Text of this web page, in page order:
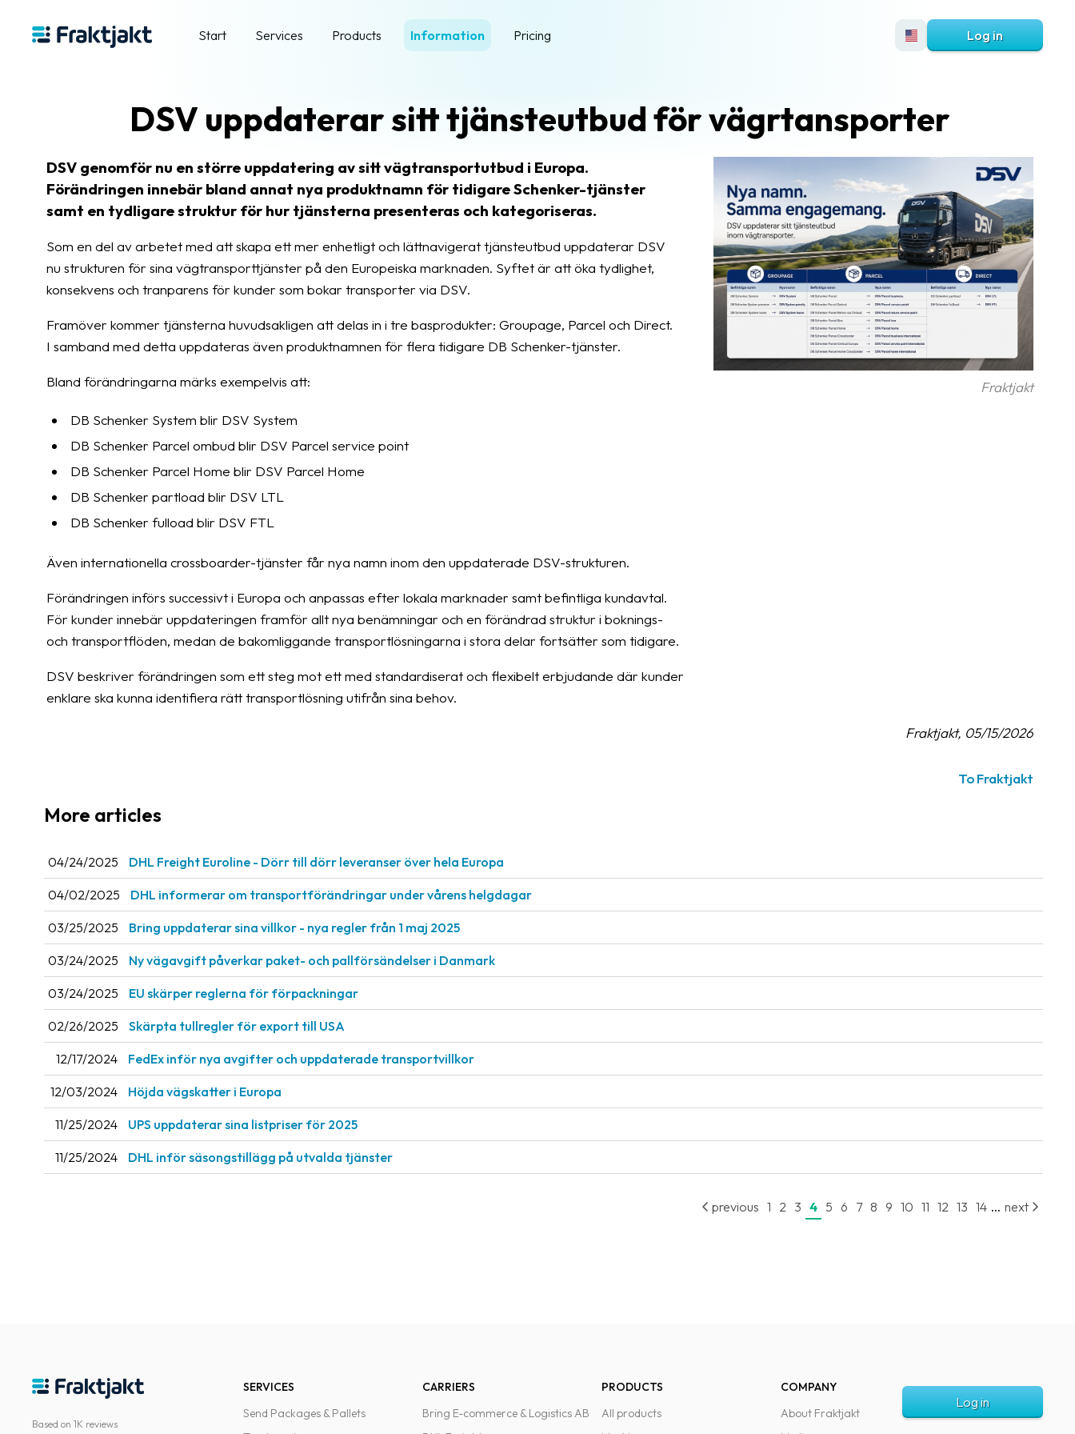
Start Services Products Information Pricing Log in
DSV uppdaterar sitt tjänsteutbud för vägrtansporter
Fraktjakt
DSV genomför nu en större uppdatering av sitt vägtransportutbud i Europa.
Förändringen innebär bland annat nya produktnamn för tidigare Schenker-tjänster
samt en tydligare struktur för hur tjänsterna presenteras och kategoriseras.
Som en del av arbetet med att skapa ett mer enhetligt och lättnavigerat tjänsteutbud uppdaterar DSV
nu strukturen för sina vägtransporttjänster på den Europeiska marknaden. Syftet är att öka tydlighet,
konsekvens och tranparens för kunder som bokar transporter via DSV.
Framöver kommer tjänsterna huvudsakligen att delas in i tre basprodukter: Groupage, Parcel och Direct.
I samband med detta uppdateras även produktnamnen för flera tidigare DB Schenker-tjänster.
Bland förändringarna märks exempelvis att:
DB Schenker System blir DSV System
DB Schenker Parcel ombud blir DSV Parcel service point
DB Schenker Parcel Home blir DSV Parcel Home
DB Schenker partload blir DSV LTL
DB Schenker fulload blir DSV FTL
Även internationella crossboarder-tjänster får nya namn inom den uppdaterade DSV-strukturen.
Förändringen införs successivt i Europa och anpassas efter lokala marknader samt befintliga kundavtal.
För kunder innebär uppdateringen framför allt nya benämningar och en förändrad struktur i boknings-
och transportflöden, medan de bakomliggande transportlösningarna i stora delar fortsätter som tidigare.
DSV beskriver förändringen som ett steg mot ett med standardiserat och flexibelt erbjudande där kunder
enklare ska kunna identifiera rätt transportlösning utifrån sina behov.
Fraktjakt, 05/15/2026
To Fraktjakt
More articles
04/24/2025 DHL Freight Euroline - Dörr till dörr leveranser över hela Europa
04/02/2025 DHL informerar om transportförändringar under vårens helgdagar
03/25/2025 Bring uppdaterar sina villkor - nya regler från 1 maj 2025
03/24/2025 Ny vägavgift påverkar paket- och pallförsändelser i Danmark
03/24/2025 EU skärper reglerna för förpackningar
02/26/2025 Skärpta tullregler för export till USA
12/17/2024 FedEx inför nya avgifter och uppdaterade transportvillkor
12/03/2024 Höjda vägskatter i Europa
11/25/2024 UPS uppdaterar sina listpriser för 2025
11/25/2024 DHL inför säsongstillägg på utvalda tjänster
previous 1 2 3 4 5 6 7 8 9 10 11 12 13 14 ... next
Based on 1K reviews
SERVICES
Send Packages & Pallets
CARRIERS
Bring E-commerce & Logistics AB
PRODUCTS
All products
COMPANY
About Fraktjakt
Log in